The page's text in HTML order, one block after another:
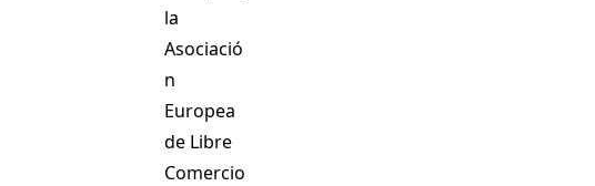
la
Asociació
n
Europea
de Libre
Comercio